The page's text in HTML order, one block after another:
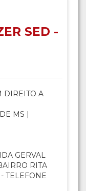
SED -
DIREITO A
MS |
GERVAL
RITA
TELEFONE